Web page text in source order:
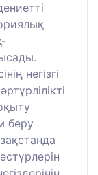
негізгі
беру